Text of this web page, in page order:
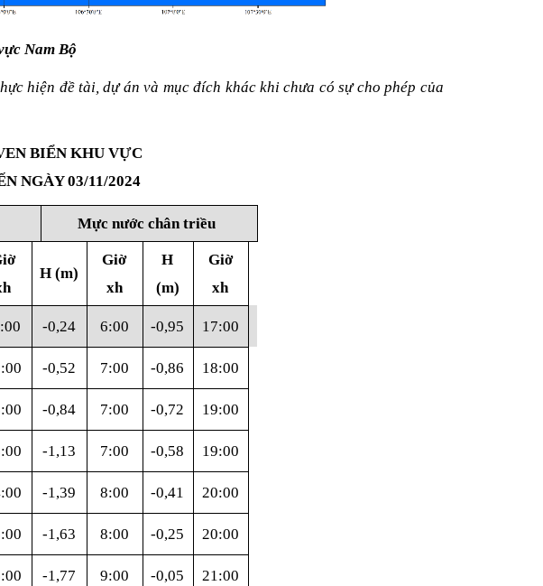
Nam Bộ
hiện đề tài, dự án và mục đích khác khi chưa có sự cho phép của
BIỂN KHU VỰC
NGÀY03/11/2024
Mực nước chân triều
H (m)
Giờ
xh
H
(m)
Giờ
xh
-0,24 6:00 -0,95 17:00
-0,52 7:00 -0,86 18:00
-0,84 7:00 -0,72 19:00
-1,13 7:00 -0,58 19:00
-1,39 8:00 -0,41 20:00
-1,63 8:00 -0,25 20:00
-1,77 9:00 -0,05 21:00